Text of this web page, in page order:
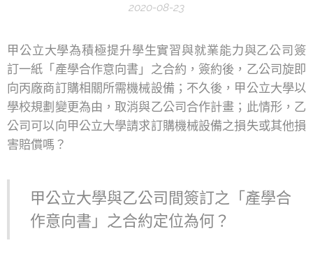
2020-08-23
甲公立大學為積極提升學生實習與就業能力與乙公司簽
訂一紙「產學合作意向書」之合約，簽約後，乙公司旋即
向丙廠商訂購相關所需機械設備；不久後，甲公立大學以
學校規劃變更為由，取消與乙公司合作計畫；此情形，乙
公司可以向甲公立大學請求訂購機械設備之損失或其他損
害賠償嗎？
甲公立大學與乙公司間簽訂之「產學合
作意向書」之合約定位為何？